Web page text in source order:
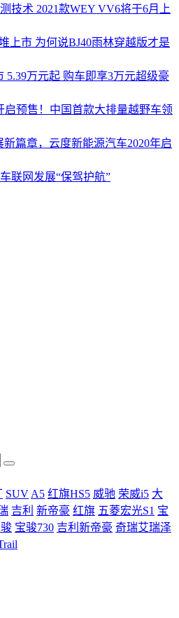
技术 2021款WEY VV6将于6月上
上市 为何说BJ40雨林穿越版才是
5.39万元起 购车即享3万元超级豪
启预售！中国首款大排量越野车领
篇章，云度新能源汽车2020年启
联网发展“保驾护航”
SUV A5 红旗HS5 威驰 荣威i5 大
吉利 新帝豪 红旗 五菱宏光S1 宝
宝骏730 吉利新帝豪 奇瑞艾瑞泽